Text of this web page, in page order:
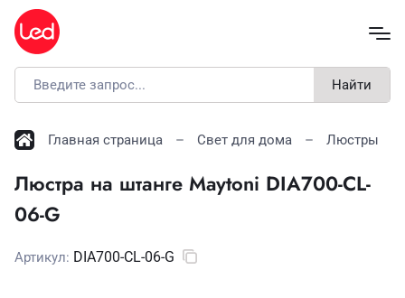
Найти
Главная страница Свет для дома Люстры
Люстра на штанге Maytoni DIA700-CL-
06-G
Артикул: DIA700-CL-06-G